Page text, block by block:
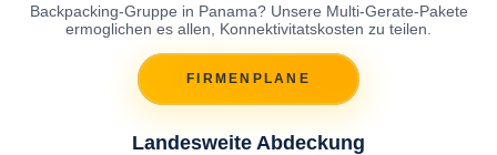
Backpacking-Gruppe in Panama? Unsere Multi-Gerate-Pakete
ermoglichen es allen, Konnektivitatskosten zu teilen.
FIRMENPLANE
Landesweite Abdeckung